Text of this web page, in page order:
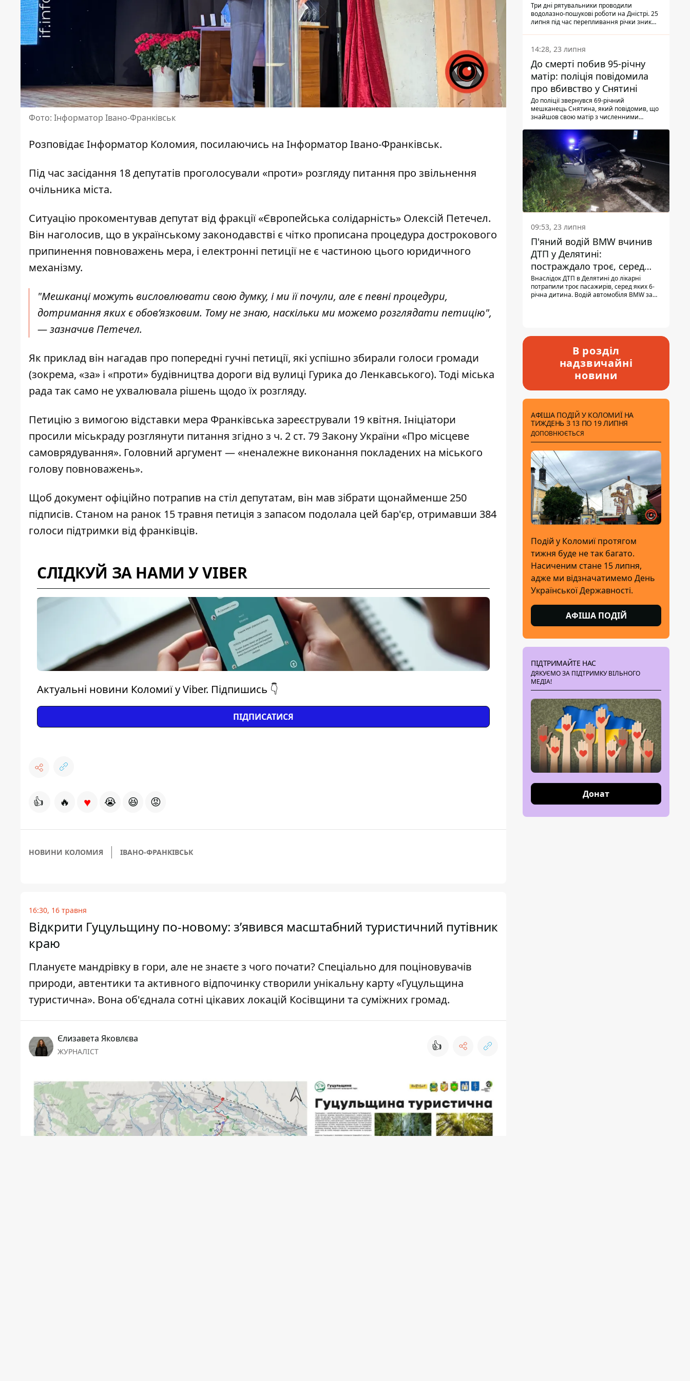
Фото: Інформатор Івано-Франківськ
Розповідає Інформатор Коломия, посилаючись на Інформатор Івано-Франківськ.
Під час засідання 18 депутатів проголосували «проти» розгляду питання про звільнення
очільника міста.
Ситуацію прокоментував депутат від фракції «Європейська солідарність» Олексій Петечел.
Він наголосив, що в українському законодавстві є чітко прописана процедура дострокового
припинення повноважень мера, і електронні петиції не є частиною цього юридичного
механізму.
"Мешканці можуть висловлювати свою думку, і ми її почули, але є певні процедури,
дотримання яких є обов’язковим. Тому не знаю, наскільки ми можемо розглядати петицію",
— зазначив Петечел.
Як приклад він нагадав про попередні гучні петиції, які успішно збирали голоси громади
(зокрема, «за» і «проти» будівництва дороги від вулиці Гурика до Ленкавського). Тоді міська
рада так само не ухвалювала рішень щодо їх розгляду.
Петицію з вимогою відставки мера Франківська зареєстрували 19 квітня. Ініціатори
просили міськраду розглянути питання згідно з ч. 2 ст. 79 Закону України «Про місцеве
самоврядування». Головний аргумент — «неналежне виконання покладених на міського
голову повноважень».
Щоб документ офіційно потрапив на стіл депутатам, він мав зібрати щонайменше 250
підписів. Станом на ранок 15 травня петиція з запасом подолала цей бар'єр, отримавши 384
голоси підтримки від франківців.
СЛІДКУЙ ЗА НАМИ У VIBER
Актуальні новини Коломиї у Viber. Підпишись 👇
ПІДПИСАТИСЯ
👍 🔥 ♥ 😭 😆 😡
НОВИНИ КОЛОМИЯ ІВАНО-ФРАНКІВСЬК
16:30, 16 травня
Відкрити Гуцульщину по-новому: зʼявився масштабний туристичний путівник
краю
Плануєте мандрівку в гори, але не знаєте з чого почати? Спеціально для поціновувачів
природи, автентики та активного відпочинку створили унікальну карту «Гуцульщина
туристична». Вона об'єднала сотні цікавих локацій Косівщини та суміжних громад.
Єлизавета Яковлєва
ЖУРНАЛІСТ 👍
Три дні рятувальники проводили
водолазно-пошукові роботи на Дністрі. 25
липня під час перепливання річки зник
виявили тіло.
14:28, 23 липня
До смерті побив 95-річну
матір: поліція повідомила
про вбивство у Снятині
До поліції звернувся 69-річний
мешканець Снятина, який повідомив, що
знайшов свою матір з численними
з'ясували правоохоронці, ці травми жінці
наніс її син.
09:53, 23 липня
П'яний водій BMW вчинив
ДТП у Делятині:
постраждало троє, серед
них - дитина
Внаслідок ДТП в Делятині до лікарні
потрапили троє пасажирів, серед яких 6-
річна дитина. Водій автомобіля BMW за
В розділ
надзвичайні
новини
АФІША ПОДІЙ У КОЛОМИЇ НА
ТИЖДЕНЬ З 13 ПО 19 ЛИПНЯ
ДОПОВНЮЄТЬСЯ
Подій у Коломиї протягом
тижня буде не так багато.
Насиченим стане 15 липня,
адже ми відзначатимемо День
Української Державності.
АФІША ПОДІЙ
ПІДТРИМАЙТЕ НАС
ДЯКУЄМО ЗА ПІДТРИМКУ ВІЛЬНОГО
МЕДІА!
Донат